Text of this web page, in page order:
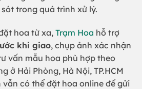
trong quá trình xử lý.
hoa từ xa, Trạm Hoa hỗ trợ
khi giao, chụp ảnh xác nhận
vấn mẫu hoa phù hợp theo
ở Hải Phòng, Hà Nội, TP.HCM
có thể đặt hoa online để gửi